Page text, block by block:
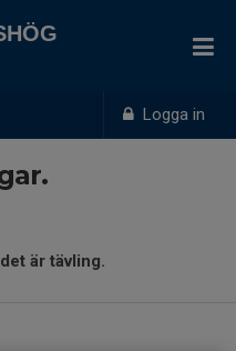
Logga in
är tävling.